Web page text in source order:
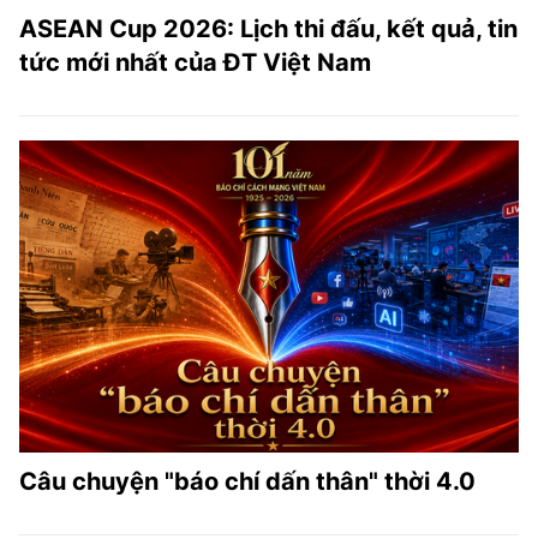
ASEAN Cup 2026: Lịch thi đấu, kết quả, tin
tức mới nhất của ĐT Việt Nam
Câu chuyện "báo chí dấn thân" thời 4.0